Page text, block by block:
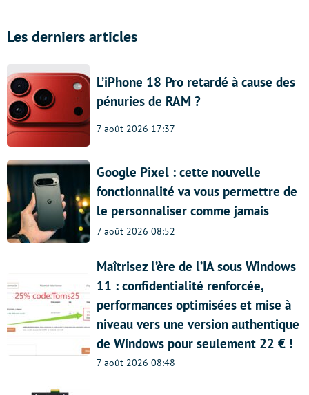
Les derniers articles
L’iPhone 18 Pro retardé à cause des
pénuries de RAM ?
7 août 2026 17:37
Google Pixel : cette nouvelle
fonctionnalité va vous permettre de
le personnaliser comme jamais
7 août 2026 08:52
Maîtrisez l’ère de l’IA sous Windows
11 : confidentialité renforcée,
performances optimisées et mise à
niveau vers une version authentique
de Windows pour seulement 22 € !
7 août 2026 08:48